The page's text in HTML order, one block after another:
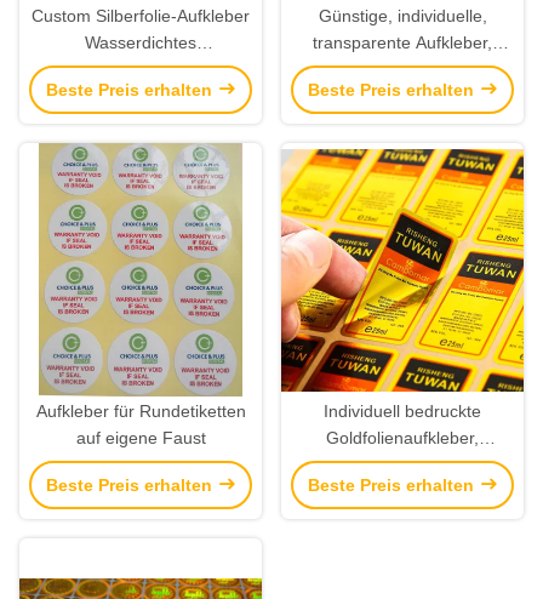
Custom Silberfolie-Aufkleber
Wasserdichtes
selbstklebendes Metalletikett
mit Kunstdruck
Beste Preis erhalten
Günstige, individuelle,
transparente Aufkleber,
wasserdichte, klare
Klebeetiketten mit Design-
Beste Preis erhalten
Aufkleber für Rundetiketten
auf eigene Faust
Beste Preis erhalten
Individuell bedruckte
Goldfolienaufkleber,
geprägte Metallic-Etiketten &
individuelle Metallic-
Beste Preis erhalten